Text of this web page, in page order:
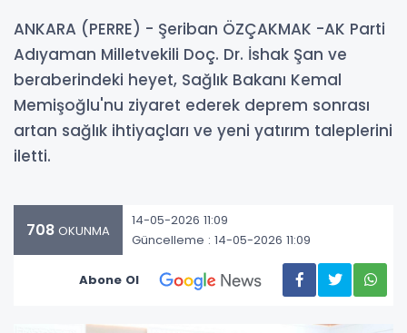
ANKARA (PERRE) - Şeriban ÖZÇAKMAK -AK Parti
Adıyaman Milletvekili Doç. Dr. İshak Şan ve
beraberindeki heyet, Sağlık Bakanı Kemal
Memişoğlu'nu ziyaret ederek deprem sonrası
artan sağlık ihtiyaçları ve yeni yatırım taleplerini
iletti.
708 OKUNMA
14-05-2026 11:09
Güncelleme : 14-05-2026 11:09
Abone Ol